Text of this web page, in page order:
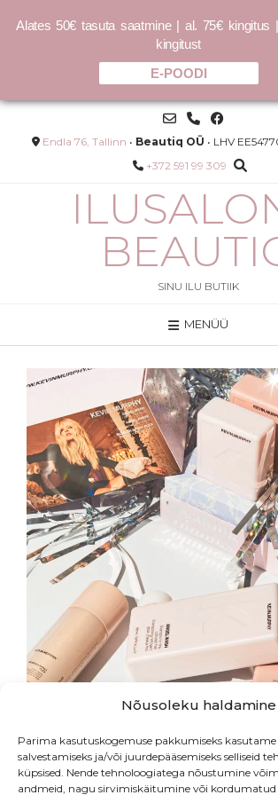
Nõusoleku haldamine
Parima kasutuskogemuse pakkumiseks kasutame
salvestamiseks ja/või juurdepääsemiseks selliseid
küpsised. Nende tehnoloogiatega nõustumine
andmeid, nagu sirvimiskäitumine või kordumatud
MAXI.WASH
9.00€–30.00€
36.00€–120.00€
LISA
This
product
has
multiple
variants.
The
options
may
product
Skip
contentEndla 76, Tallinn • Beautiq OÜ • LHV
+372 591 99 309
SINU ILU BUTIIK
MENÜÜ
Alates 50€ tasuta saatmine | al. 75€ kingitus
kingitust
E-POODI